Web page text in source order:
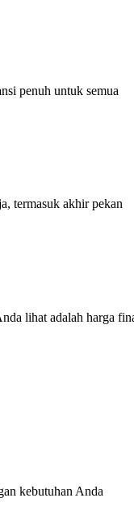
penuh untuk semua
termasuk akhir pekan
lihat adalah harga
kebutuhan Anda